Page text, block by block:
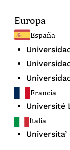
Europa
España
Francia
Université
Italia